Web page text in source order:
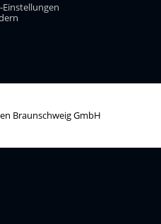
Braunschweig GmbH